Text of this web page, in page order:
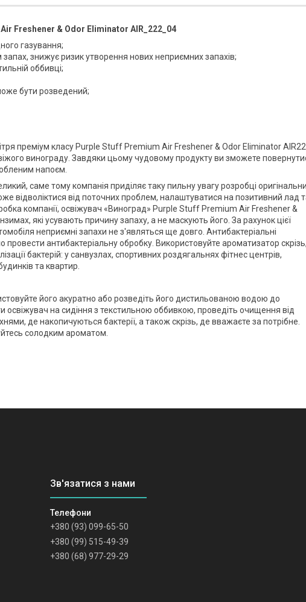
Freshener & Odor Eliminator AIR_222_04
газування;
знижує ризик утворення нових неприємних запахів;
оббивці;
бути розведений;
преміум класу Purple Stuff Premium Air Freshener & Odor Eliminator
винограду. Завдяки цьому чудовому продукту ви зможете
напоєм.
саме тому компанія приділяє таку пильну увагу розробці
відволіктися від поточних проблем, налаштуватися на позитивний лад
компанії, освіжувач «Виноград» Purple Stuff Premium Air Freshener &
які усувають причину запаху, а не маскують його. За рахунок цієї
неприємні запахи не з'являться ще довго. Антибактеріальні
антибактеріальну обробку. Використовуйте ароматизатор скрізь,
бактерій: у санвузлах, спортивних роздягальнях фітнес центрів,
будинків та квартир.
його акуратно або розведіть його дистильованою водою до
освіжувач на сидіння з текстильною оббивкою, проведіть очищення від
де накопичуються бактерії, а також скрізь, де вважаєте за потрібне.
солодким ароматом.
+380 (93) 099-65-50
+380 (99) 515-49-39
+380 (68) 977-29-29